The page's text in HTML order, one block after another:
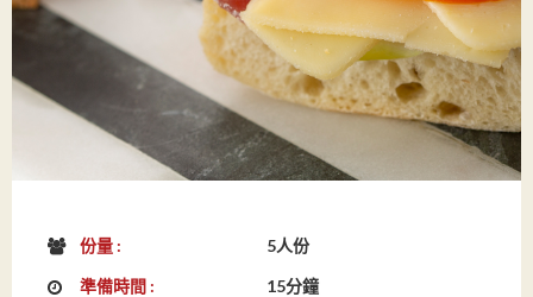
份量 :
5人份
準備時間 :
15分鐘